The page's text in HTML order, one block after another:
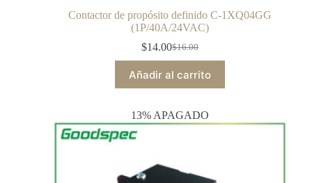
Contactor de propósito definido C-1XQ04GG
(1P/40A/24VAC)
$16.00
$14.00
Añadir al carrito
13% APAGADO